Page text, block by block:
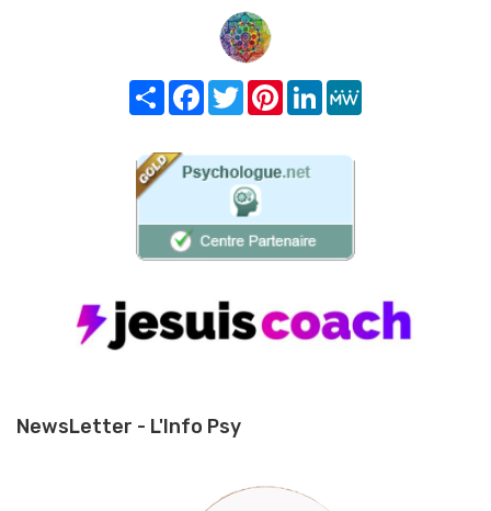
Share FacebookTwitterPinterest
LinkedIn
NewsLetter - L'Info Psy